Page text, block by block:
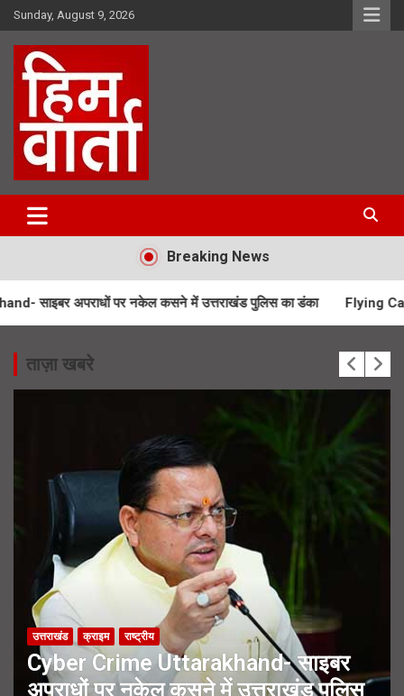
Skip
to
content
Sunday, August 9, 2026
Him Varta
Breaking News
पर नकेल कसने में उत्तराखंड पुलिस का डंका Flying Car Almora-
ताज़ा खबरे
उत्तराखंड क्राइम राष्ट्रीय
Cyber Crime Uttarakhand- साइबर
अपराधों पर नकेल कसने में उत्तराखंड पुलिस